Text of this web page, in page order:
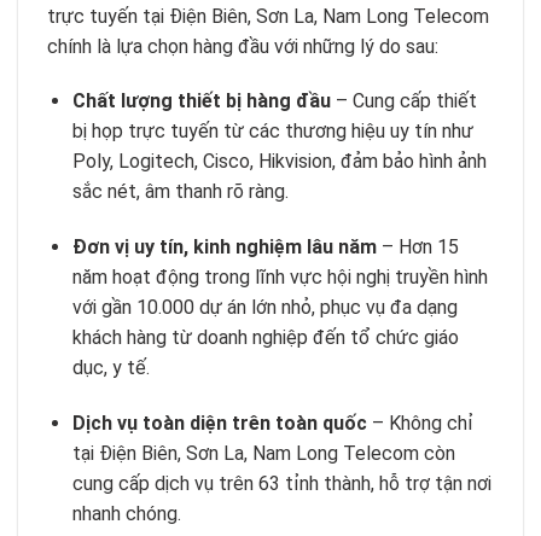
trực tuyến tại Điện Biên, Sơn La, Nam Long Telecom
chính là lựa chọn hàng đầu với những lý do sau:
Chất lượng thiết bị hàng đầu– Cung cấp thiết
bị họp trực tuyến từ các thương hiệu uy tín như
Poly, Logitech, Cisco, Hikvision, đảm bảo hình ảnh
sắc nét, âm thanh rõ ràng.
Đơn vị uy tín, kinh nghiệm lâu năm– Hơn 15
năm hoạt động trong lĩnh vực hội nghị truyền hình
với gần 10.000 dự án lớn nhỏ, phục vụ đa dạng
khách hàng từ doanh nghiệp đến tổ chức giáo
dục, y tế.
Dịch vụ toàn diện trên toàn quốc– Không chỉ
tại Điện Biên, Sơn La, Nam Long Telecom còn
cung cấp dịch vụ trên 63 tỉnh thành, hỗ trợ tận nơi
nhanh chóng.